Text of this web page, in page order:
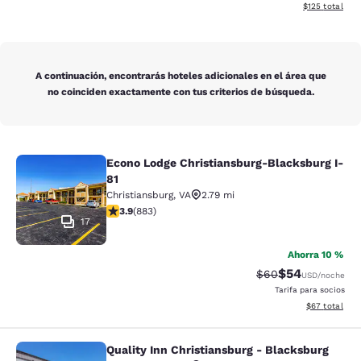
Ver detalles
$125 total
A continuación, encontrarás hoteles adicionales en el área que
no coinciden exactamente con tus criterios de búsqueda.
Econo Lodge Christiansburg-
17
Econo Lodge Christiansburg-Blacksburg I-
81
Christiansburg, VA
2.79 mi
calificación de 3.88 estrellas. Bueno. 883 reseñas
3.9(883)
Ahorra 10 %
Precio tachado:
$60Precio con
$54USD/noche
Tarifa para socios
Ver detalles
$67 total
Quality Inn Christiansburg -
Quality Inn Christiansburg - Blacksburg